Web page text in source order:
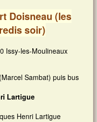
Doisneau (les
soir)
Issy-les-Moulineaux
Sambat) puis bus
Lartigue
Henri Lartigue